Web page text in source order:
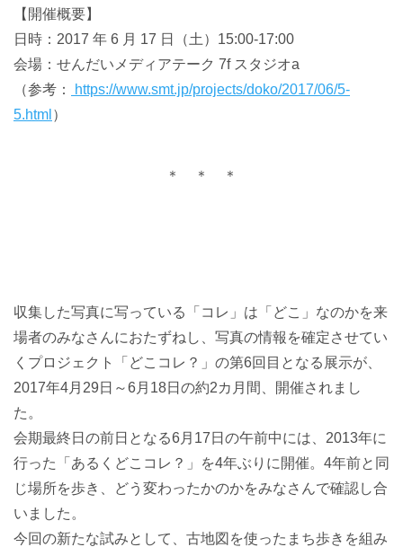
【開催概要】
日時：2017 年 6 月 17 日（土）15:00-17:00
会場：せんだいメディアテーク 7f スタジオa
（参考：
https://www.smt.jp/projects/doko/2017/06/5-
5.html ）
＊ ＊ ＊
収集した写真に写っている「コレ」は「どこ」なのかを来
場者のみなさんにおたずねし、写真の情報を確定させてい
くプロジェクト「どこコレ？」の第6回目となる展示が、
2017年4月29日～6月18日の約2カ月間、開催されまし
た。
会期最終日の前日となる6月17日の午前中には、2013年に
行った「あるくどこコレ？」を4年ぶりに開催。4年前と同
じ場所を歩き、どう変わったかのかをみなさんで確認し合
いました。
今回の新たな試みとして、古地図を使ったまち歩きを組み